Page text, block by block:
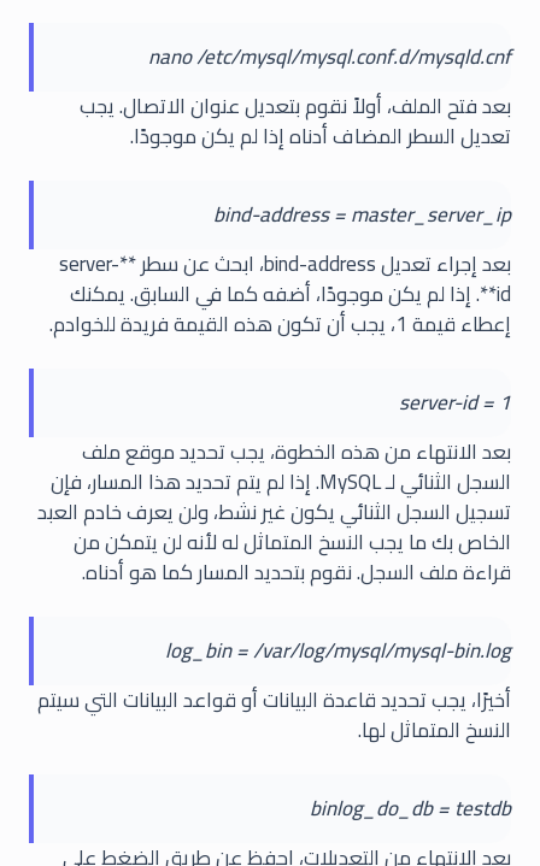
nano /etc/mysql/mysql.conf.d/mysqld.cnf
بعد فتح الملف، أولاً نقوم بتعديل عنوان الاتصال. يجب
تعديل السطر المضاف أدناه إذا لم يكن موجودًا.
bind-address = master_server_ip
بعد إجراء تعديل bind-address، ابحث عن سطر **server-
id**. إذا لم يكن موجودًا، أضفه كما في السابق. يمكنك
إعطاء قيمة 1، يجب أن تكون هذه القيمة فريدة للخوادم.
server-id = 1
بعد الانتهاء من هذه الخطوة، يجب تحديد موقع ملف
السجل الثنائي لـ MySQL. إذا لم يتم تحديد هذا المسار، فإن
تسجيل السجل الثنائي يكون غير نشط، ولن يعرف خادم العبد
الخاص بك ما يجب النسخ المتماثل له لأنه لن يتمكن من
قراءة ملف السجل. نقوم بتحديد المسار كما هو أدناه.
log_bin = /var/log/mysql/mysql-bin.log
أخيرًا، يجب تحديد قاعدة البيانات أو قواعد البيانات التي سيتم
النسخ المتماثل لها.
binlog_do_db = testdb
بعد الانتهاء من التعديلات، احفظ عن طريق الضغط على